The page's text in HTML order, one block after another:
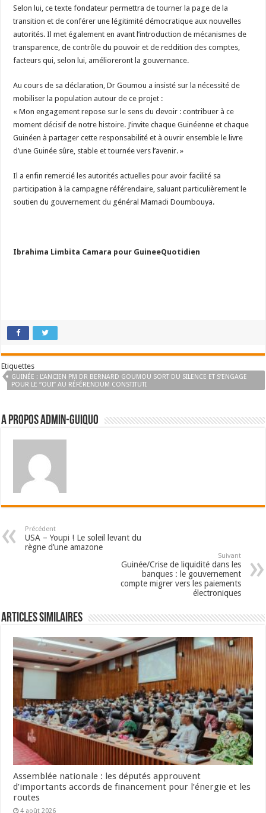
Selon lui, ce texte fondateur permettra de tourner la page de la
transition et de conférer une légitimité démocratique aux nouvelles
autorités. Il met également en avant l’introduction de mécanismes de
transparence, de contrôle du pouvoir et de reddition des comptes,
facteurs qui, selon lui, amélioreront la gouvernance.
Au cours de sa déclaration, Dr Goumou a insisté sur la nécessité de
mobiliser la population autour de ce projet :
« Mon engagement repose sur le sens du devoir : contribuer à ce
moment décisif de notre histoire. J’invite chaque Guinéenne et chaque
Guinéen à partager cette responsabilité et à ouvrir ensemble le livre
d’une Guinée sûre, stable et tournée vers l’avenir. »
Il a enfin remercié les autorités actuelles pour avoir facilité sa
participation à la campagne référendaire, saluant particulièrement le
soutien du gouvernement du général Mamadi Doumbouya.
Ibrahima Limbita Camara pour GuineeQuotidien
Etiquettes
GUINÉE : L’ANCIEN PM DR BERNARD GOUMOU SORT DU SILENCE ET S’ENGAGE
POUR LE “OUI” AU RÉFÉRENDUM CONSTITUTI
A propos admin-guiquo
Précédent
USA – Youpi ! Le soleil levant du
règne d’une amazone
Suivant
Guinée/Crise de liquidité dans les
banques : le gouvernement
compte migrer vers les paiements
électroniques
Articles Similaires
Assemblée nationale : les députés approuvent
d’importants accords de financement pour l’énergie et les
routes
4 août 2026